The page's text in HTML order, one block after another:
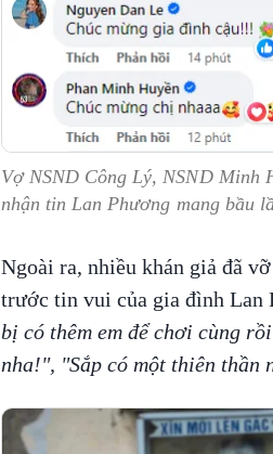
Vợ NSND Công Lý, NSND
nhận tin Lan Phương mang bầu
Ngoài ra, nhiều khán giả đã
trước tin vui của gia đình Lan
bị có thêm em để chơi cùng
nha!", "Sắp có một thiên thần